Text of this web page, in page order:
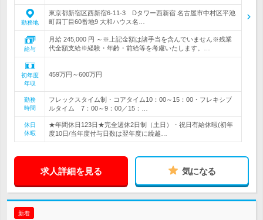
勤務地
東京都新宿区西新宿6-11-3 Dタワー西新宿 名古屋市中村区平池
町四丁目60番地9 大和ハウス名…
給与
月給 245,000 円 ～※上記金額は諸手当を含んでいません※残業
代全額支給※経験・年齢・前給等を考慮いたします。…
初年度
年収
459万円～600万円
勤務
時間
フレックスタイム制・コアタイム10：00～15：00・フレキシブ
ルタイム 7：00～9：00／15：…
休日
休暇
★年間休日123日★完全週休2日制（土日）・祝日有給休暇(初年
度10日/当年度付与日数は翌年度に繰越…
求人詳細を見る 気になる
新着